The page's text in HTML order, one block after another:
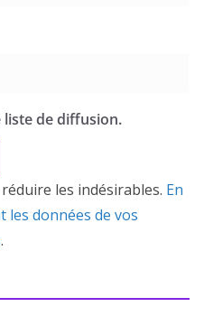
liste de diffusion.
les indésirables. En
les données de vos
.